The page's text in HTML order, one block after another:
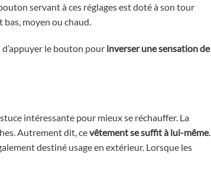
servant à ces réglages est doté à son tour
moyen ou chaud.
le bouton pour inverser une sensation de
intéressante pour mieux se réchauffer. La
Autrement dit, cevêtement se suffit à lui-même.
destiné usage en extérieur. Lorsque les